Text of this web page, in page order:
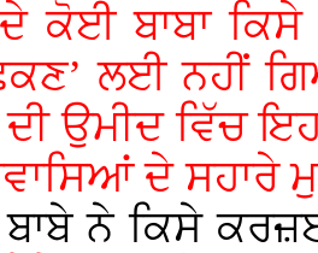
ਕੋਈ ਬਾਬਾ
ਲਈ ਨਹੀਂ
ਉਮੀਦ ਵਿੱਚ
ਦੇ ਸਹਾਰੇ
ਨੇ ਕਿਸੇ